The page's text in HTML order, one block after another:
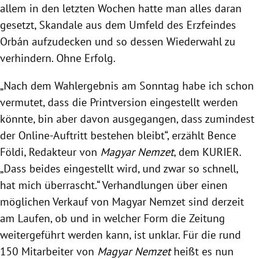
allem in den letzten Wochen hatte man alles daran
gesetzt, Skandale aus dem Umfeld des Erzfeindes
Orbán aufzudecken und so dessen Wiederwahl zu
verhindern. Ohne Erfolg.
„Nach dem Wahlergebnis am Sonntag habe ich schon
vermutet, dass die Printversion eingestellt werden
könnte, bin aber davon ausgegangen, dass zumindest
der Online-Auftritt bestehen bleibt“, erzählt Bence
Földi, Redakteur von Magyar Nemzet, dem KURIER.
„Dass beides eingestellt wird, und zwar so schnell,
hat mich überrascht.“ Verhandlungen über einen
möglichen Verkauf von Magyar Nemzet sind derzeit
am Laufen, ob und in welcher Form die Zeitung
weitergeführt werden kann, ist unklar. Für die rund
150 Mitarbeiter von Magyar Nemzetheißt es nun